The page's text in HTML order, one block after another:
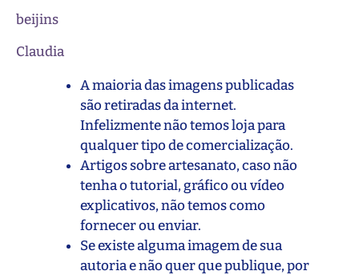
beijins
Claudia
A maioria das imagens publicadas
são retiradas da internet.
Infelizmente não temos loja para
qualquer tipo de comercialização.
Artigos sobre artesanato, caso não
tenha o tutorial, gráfico ou vídeo
explicativos, não temos como
fornecer ou enviar.
Se existe alguma imagem de sua
autoria e não quer que publique, por